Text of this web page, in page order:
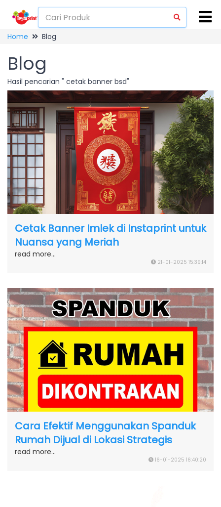
Home Blog
Blog
Hasil pencarian " cetak banner bsd"
Cetak Banner Imlek di Instaprint untuk
Nuansa yang Meriah
read more...
21-01-2025 15:39:14
Cara Efektif Menggunakan Spanduk
Rumah Dijual di Lokasi Strategis
read more...
16-01-2025 16:40:20